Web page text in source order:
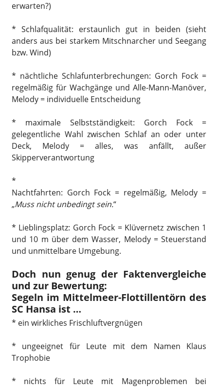
erwarten?)
* Schlafqualität: erstaunlich gut in beiden (sieht
anders aus bei starkem Mitschnarcher und Seegang
bzw. Wind)
* nächtliche Schlafunterbrechungen: Gorch Fock =
regelmäßig für Wachgänge und Alle-Mann-Manöver,
Melody = individuelle Entscheidung
* maximale Selbstständigkeit: Gorch Fock =
gelegentliche Wahl zwischen Schlaf an oder unter
Deck, Melody = alles, was anfällt, außer
Skipperverantwortung
*
Nachtfahrten: Gorch Fock = regelmäßig, Melody =
„Muss nicht unbedingt sein.“
* Lieblingsplatz: Gorch Fock = Klüvernetz zwischen 1
und 10 m über dem Wasser, Melody = Steuerstand
und unmittelbare Umgebung.
Doch nun genug der Faktenvergleiche
und zur Bewertung:
Segeln im Mittelmeer-Flottillentörn des
SC Hansa ist …
* ein wirkliches Frischluftvergnügen
* ungeeignet für Leute mit dem Namen Klaus
Trophobie
* nichts für Leute mit Magenproblemen bei